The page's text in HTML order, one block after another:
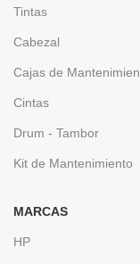
Tintas
Cabezal
Cajas de
Cintas
Drum - Tambor
Kit de Mantenimiento
MARCAS
HP